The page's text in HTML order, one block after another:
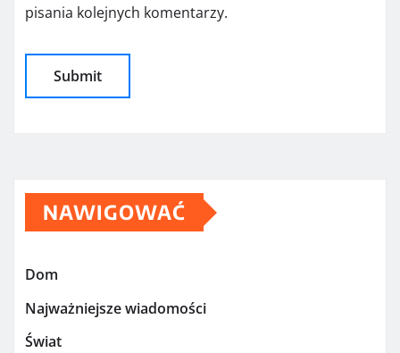
pisania kolejnych komentarzy.
NAWIGOWAĆ
Dom
Najważniejsze wiadomości
Świat